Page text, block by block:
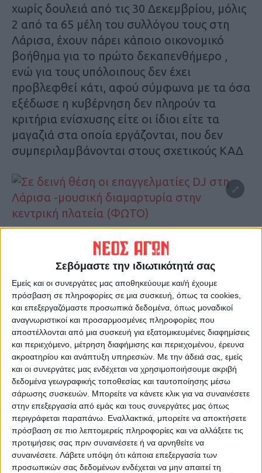
Σεβόμαστε την ιδιωτικότητά σας
Εμείς και οι συνεργάτες μας αποθηκεύουμε και/ή έχουμε
πρόσβαση σε πληροφορίες σε μια συσκευή, όπως τα cookies,
και επεξεργαζόμαστε προσωπικά δεδομένα, όπως μοναδικοί
αναγνωριστικοί και προσαρμοσμένες πληροφορίες που
αποστέλλονται από μια συσκευή για εξατομικευμένες διαφημίσεις
και περιεχόμενο, μέτρηση διαφήμισης και περιεχομένου, έρευνα
ακροατηρίου και ανάπτυξη υπηρεσιών. Με την άδειά σας, εμείς
και οι συνεργάτες μας ενδέχεται να χρησιμοποιήσουμε ακριβή
δεδομένα γεωγραφικής τοποθεσίας και ταυτοποίησης μέσω
σάρωσης συσκευών. Μπορείτε να κάνετε κλικ για να συναινέσετε
στην επεξεργασία από εμάς και τους συνεργάτες μας όπως
περιγράφεται παραπάνω. Εναλλακτικά, μπορείτε να αποκτήσετε
πρόσβαση σε πιο λεπτομερείς πληροφορίες και να αλλάξετε τις
προτιμήσεις σας πριν συναινέσετε ή να αρνηθείτε να
συναινέσετε. Λάβετε υπόψη ότι κάποια επεξεργασία των
προσωπικών σας δεδομένων ενδέχεται να μην απαιτεί τη
χωρίς δουλειά από τις 30 Δεκεμβρίου, μόλις
2 από τα 65 μέλη του συλλόγου τους στη
Λάρισα, έχουν πάρει κάποιο οικονομικό
βοήθημα για το πρώτο δεκαπενθήμερο ,
ενώ για τους υπόλοιπους δεν έχει
προβλεφθεί κάτι, αφού σύμφωνα με τα όσα
εξέδωσε η κυβέρνηση δεν πληρούν τα
κριτήρια ενίσχυσης είτε οι ίδιοι είτε τα
μαγαζιά στα οποία εργάζονται, που δεν
συμπεριλαμβάνονται στους σχετικούς ΚΑΔ